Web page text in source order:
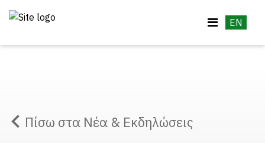
EN
Πίσω στα Νέα & Εκδηλώσεις